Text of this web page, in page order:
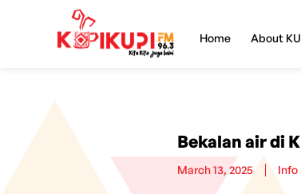
Home About
Bekalan air di
March 13, 2025 Info